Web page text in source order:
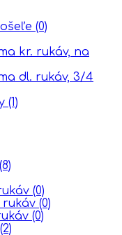
(0)
kr. rukáv, na
dl. rukáv, 3/4
(1)
(8)
(0)
rukáv (0)
(0)
(2)